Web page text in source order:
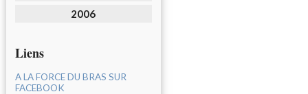
2006
Liens
A LA FORCE DU BRAS SUR
FACEBOOK